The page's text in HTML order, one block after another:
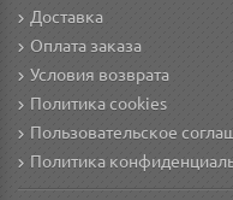
Доставка
Оплата заказа
Условия возврата
Политика cookies
Пользовательское
Политика